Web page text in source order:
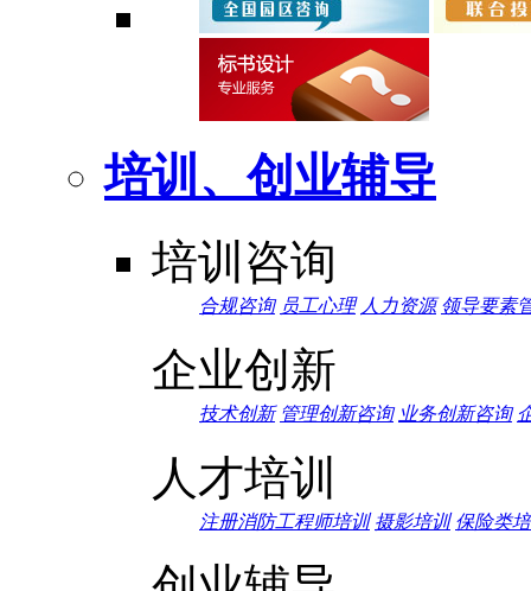
培训、创业辅导
培训咨询
合规咨询 员工心理 人力资源 领导要素
企业创新
技术创新 管理创新咨询 业务创新咨询
人才培训
注册消防工程师培训 摄影培训 保险类